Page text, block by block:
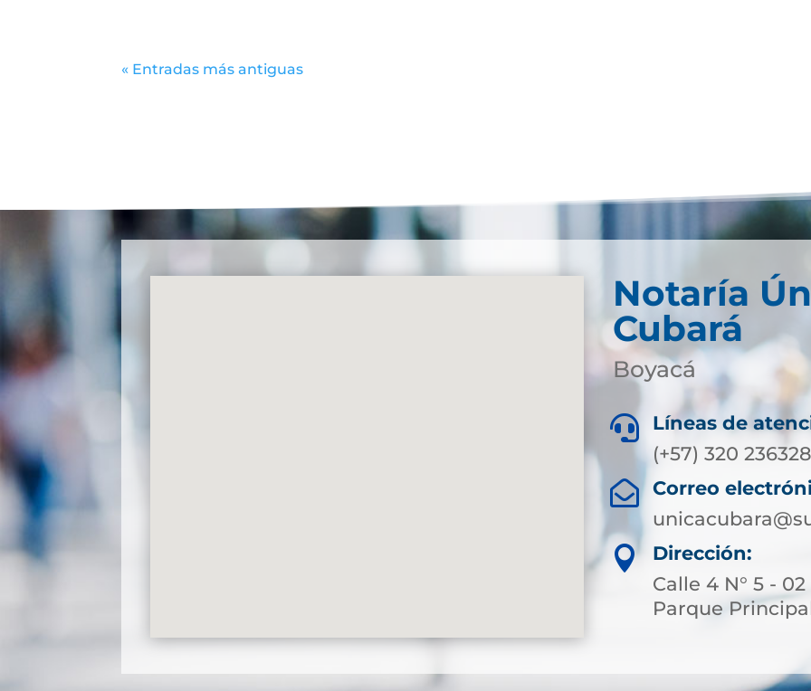
« Entradas más antiguas
Notaría
Cubará
Boyacá

Líneas de
(+57) 320

Correo

Dirección:
Calle 4 N° 5 -
Parque